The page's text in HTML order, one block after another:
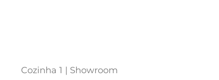
Cozinha 1 | Showroom